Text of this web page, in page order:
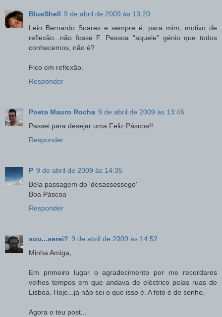
BlueShell 9 de abril de 2009 às 13:20
Leio Bernardo Soares e sempre é, para mim, motivo de
reflexão...não fosse F. Pessoa "aquele" génio que todos
conhecemos, não é?
Fico em reflexão.
Responder
Poeta Mauro Rocha 9 de abril de 2009 às 13:46
Passei para desejar uma Feliz Páscoa!!
Responder
P 9 de abril de 2009 às 14:35
Bela passagem do 'desassossego'
Boa Páscoa
Responder
sou...serei? 9 de abril de 2009 às 14:52
Minha Amiga,
Em primeiro lugar o agradecimento por me recordares
velhos tempos em que andava de eléctrico pelas ruas de
Lisboa. Hoje...já não sei o que isso é. A foto é de sonho.
Agora o teu post...